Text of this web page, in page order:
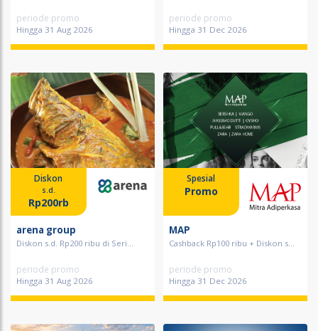
periode promo
Hingga 31 Aug 2026
periode promo
Hingga 31 Dec 2026
Diskon
s.d.
Rp200rb
arena group
Diskon s.d. Rp200 ribu di Seri...
periode promo
Hingga 31 Aug 2026
Spesial
Promo
MAP
Cashback Rp100 ribu + Diskon s...
periode promo
Hingga 31 Dec 2026